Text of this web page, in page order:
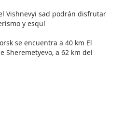
Vishnevyi sad podrán disfrutar
y esquí
se encuentra a 40 km El
Sheremetyevo, a 62 km del